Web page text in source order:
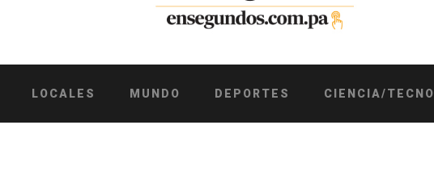
LOCALES MUNDO DEPORTES CIENCIA/TECNO